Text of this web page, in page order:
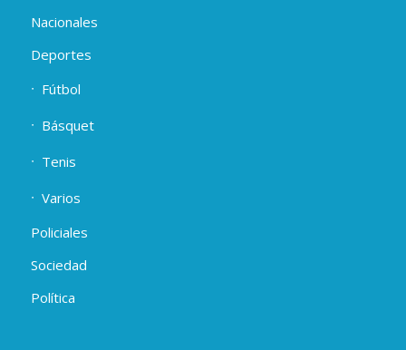
Nacionales
Deportes
Fútbol
Básquet
Tenis
Varios
Policiales
Sociedad
Política